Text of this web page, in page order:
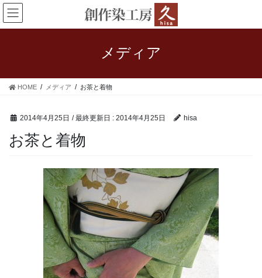
コ
ン
テ
移
ナ
ビ
ゲ
ン
メディア
HOME メディア お茶と着物
2014年4月25日 / 最終更新日 : 2014年4月25日 hisa
お茶と着物